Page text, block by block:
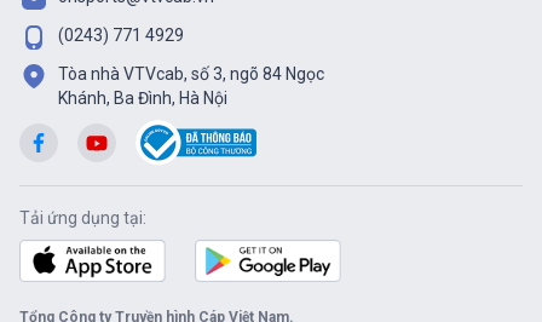
(0243) 771 4929
Tòa nhà VTVcab, số 3, ngõ 84 Ngọc
Khánh, Ba Đình, Hà Nội
Tổng Công ty Truyền hình Cáp Việt Nam.
Tải ứng dụng tại: